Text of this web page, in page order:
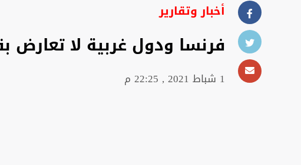
أخبار وتقارير
فرنسا ودول غربية لا تعارض
1 شباط 2021 , 22:25 م